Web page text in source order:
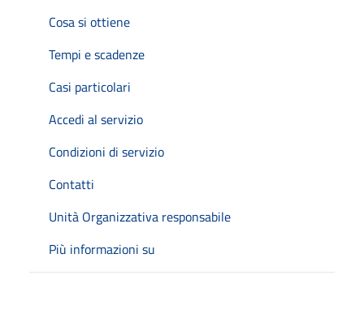
Cosa si ottiene
Tempi e scadenze
Casi particolari
Accedi al servizio
Condizioni di servizio
Contatti
Unità Organizzativa responsabile
Più informazioni su